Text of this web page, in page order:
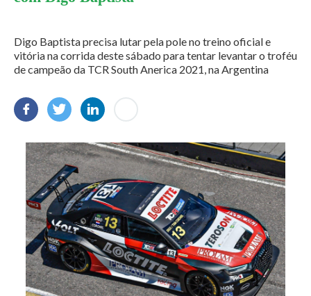
Digo Baptista precisa lutar pela pole no treino oficial e
vitória na corrida deste sábado para tentar levantar o troféu
de campeão da TCR South Anerica 2021, na Argentina